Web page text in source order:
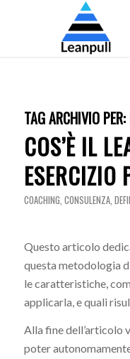
TAG ARCHIVIO PER:
COS’È IL
ESERCIZIO
COACHING, CONSULENZA,
Questo articolo
questa metodologia
le caratteristiche,
applicarla, e quali
Alla fine dell’articolo
poter